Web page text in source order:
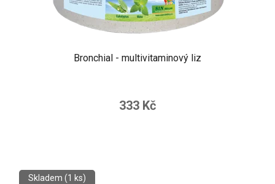
Bronchial - multivitaminový liz
333 Kč
Skladem (1 ks)